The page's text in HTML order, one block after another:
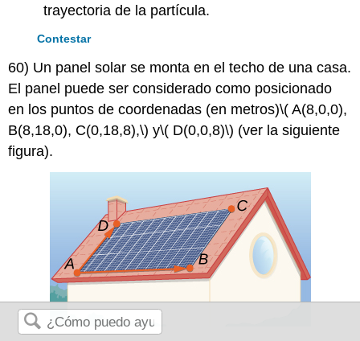
trayectoria de la partícula.
Contestar
60) Un panel solar se monta en el techo de una casa.
El panel puede ser considerado como posicionado
en los puntos de coordenadas (en metros)\( A(8,0,0),
B(8,18,0), C(0,18,8),\) y\( D(0,0,8)\) (ver la siguiente
figura).